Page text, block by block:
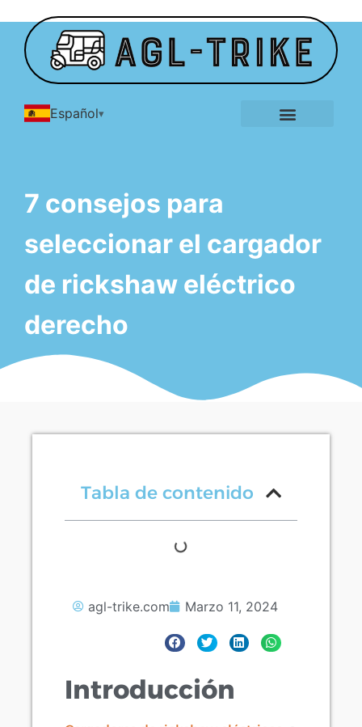
Español
7 consejos para
seleccionar el cargador
de rickshaw eléctrico
derecho
Tabla de contenido
agl-trike.com Marzo 11, 2024
Introducción